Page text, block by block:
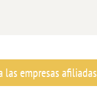
las empresas afiliadas